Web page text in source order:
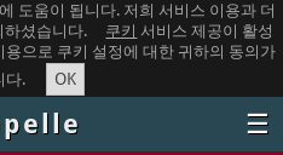
도움이 됩니다. 저희 서비스 이용과 더
하셨습니다.
쿠키 서비스 제공이 활성
으로 쿠키 설정에 대한 귀하의 동의가
다.
OK
☰